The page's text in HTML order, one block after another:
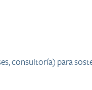
consultoría) para